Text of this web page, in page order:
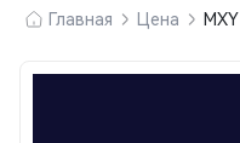
Главная Цена